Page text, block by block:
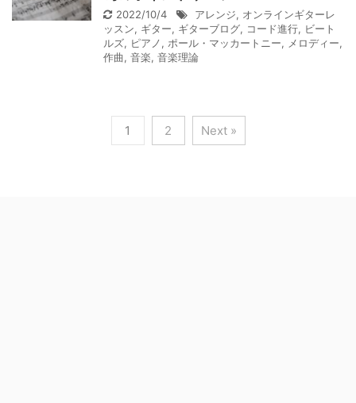
2022/10/4 アレンジ, オンラインギターレ
ッスン, ギター, ギターブログ, コード進行, ビート
ルズ, ピアノ, ポール・マッカートニー, メロディー,
作曲, 音楽, 音楽理論
1 2 Next »